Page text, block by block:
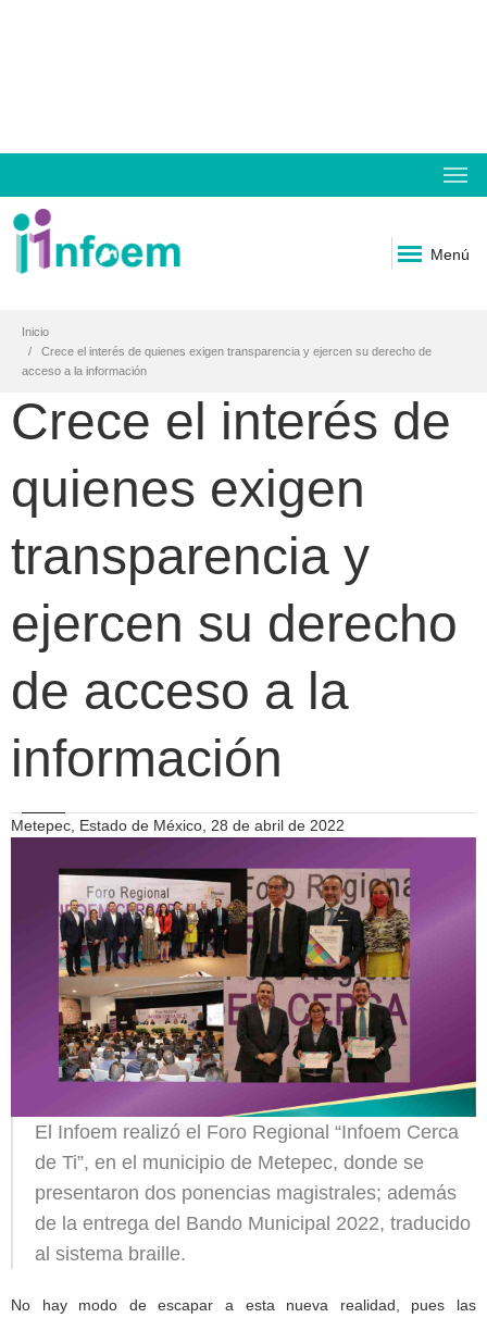
Menú
Inicio
Crece el interés de quienes exigen transparencia y ejercen su derecho de
acceso a la información
Crece el interés de
quienes exigen
transparencia y
ejercen su derecho
de acceso a la
información
Metepec, Estado de México, 28 de abril de 2022
El Infoem realizó el Foro Regional “Infoem Cerca
de Ti”, en el municipio de Metepec, donde se
presentaron dos ponencias magistrales; además
de la entrega del Bando Municipal 2022, traducido
al sistema braille.
No hay modo de escapar a esta nueva realidad, pues las